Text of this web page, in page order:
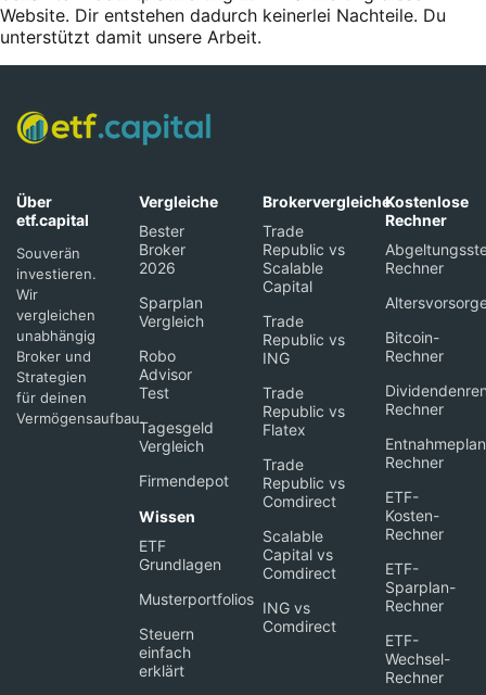
Website. Dir entstehen dadurch keinerlei Nachteile. Du
unterstützt damit unsere Arbeit.
Über
etf.capital
Souverän
investieren.
Wir
vergleichen
unabhängig
Broker und
Strategien
für deinen
Vermögensaufbau.
Vergleiche
Bester
Broker
2026
Sparplan
Vergleich
Robo
Advisor
Test
Tagesgeld
Vergleich
Firmendepot
Wissen
ETF
Grundlagen
Musterportfolios
Steuern
einfach
erklärt
Brokervergleiche
Trade
Republic vs
Scalable
Capital
Trade
Republic vs
ING
Trade
Republic vs
Flatex
Trade
Republic vs
Comdirect
Scalable
Capital vs
Comdirect
ING vs
Comdirect
Kostenlose
Rechner
Rechner
Bitcoin-
Rechner
Rechner
Rechner
ETF-
Kosten-
Rechner
ETF-
Sparplan-
Rechner
ETF-
Wechsel-
Rechner